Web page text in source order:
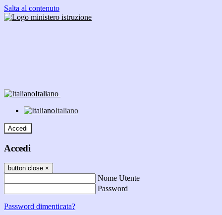
Salta al contenuto
Italiano
Italiano
Accedi
Accedi
button close ×
Nome Utente
Password
Password dimenticata?